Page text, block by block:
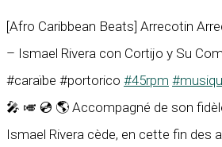
[Afro Caribbean Beats] Arrecotin
– Ismael Rivera con Cortijo y Su
#caraïbe #portorico #45rpm
🎤 🎺 💿 🌎 Accompagné de son
Ismael Rivera cède, en cette fin des